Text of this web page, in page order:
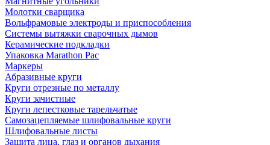
Молотки сварщика
Вольфрамовые электроды и приспособления
Системы вытяжки сварочных дымов
Керамические подкладки
Упаковка Marathon Pac
Маркеры
Абразивные круги
Круги отрезные по металлу
Круги зачистные
Круги лепестковые тарельчатые
Самозацепляемые шлифовальные круги
Шлифовальные листы
Защита лица, глаз и органов дыхания